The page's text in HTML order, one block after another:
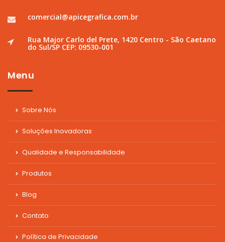
comercial@apicegrafica.com.br
Rua Major Carlo del Prete, 1420 Centro - São Caetano
do Sul/SP CEP: 09530-001
Menu
Sobre Nós
Soluções Inovadoras
Qualidade e Responsabilidade
Produtos
Blog
Contato
Política de Privacidade